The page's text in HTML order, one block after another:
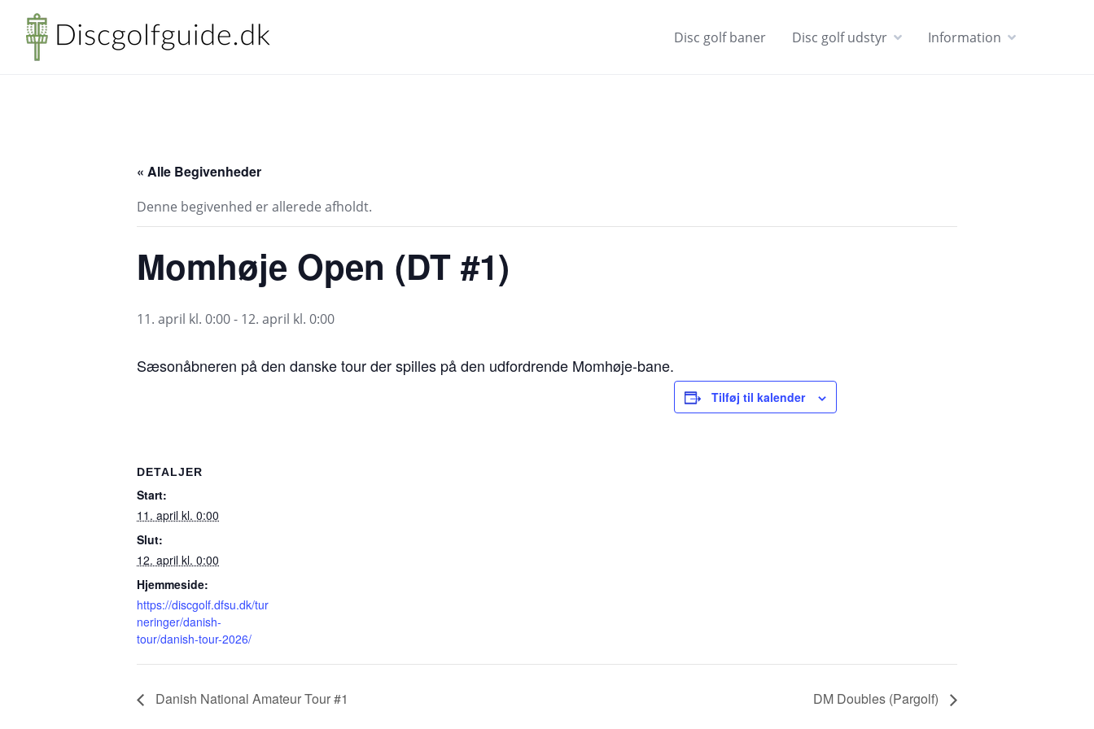
content
Disc golf baner Disc golf udstyr Information
« Alle Begivenheder
Denne begivenhed er allerede afholdt.
Momhøje Open (DT #1)
11. april kl. 0:00- 12. april kl. 0:00
Sæsonåbneren på den danske tour der spilles på den udfordrende Momhøje-bane.
Tilføj til kalender
DETALJER
Start:
11. april kl. 0:00
Slut:
12. april kl. 0:00
Hjemmeside:
https://discgolf.dfsu.dk/tur
neringer/danish-
tour/danish-tour-2026/
Danish National Amateur Tour #1 DM Doubles (Pargolf)